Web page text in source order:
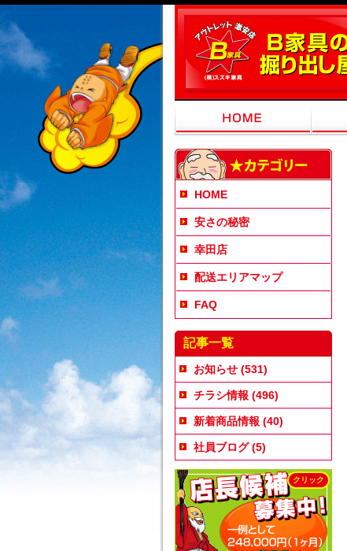
HOME
安さの秘密
幸田店
配送エリアマップ
FAQ
記事一覧
お知らせ (531)
チラシ情報 (496)
新着商品情報 (40)
社員ブログ(5)